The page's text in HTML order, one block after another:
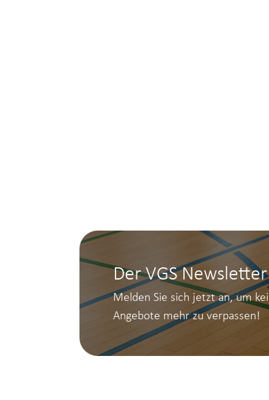
Der VGS Newsletter
Melden Sie sich jetzt an, um
Angebote mehr zu verpassen!